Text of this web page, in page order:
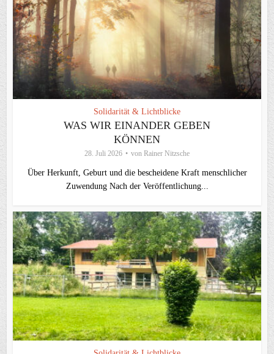
Solidarität & Lichtblicke
WAS WIR EINANDER GEBEN
KÖNNEN
28. Juli 2026 von Rainer Nitzsche
Über Herkunft, Geburt und die bescheidene Kraft menschlicher
Zuwendung Nach der Veröffentlichung...